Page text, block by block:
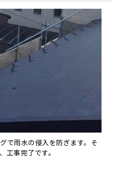
で雨水の侵入を防ぎます。そ
工事完了です。